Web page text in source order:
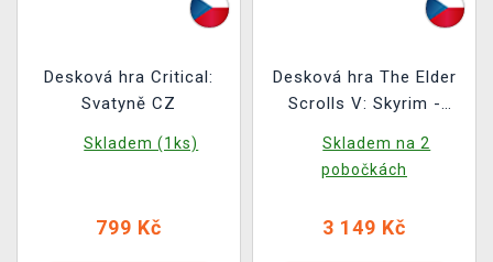
Desková hra Critical:
Svatyně CZ
Skladem (1ks)
799 Kč
Desková hra The Elder
Scrolls V: Skyrim -
Skladem na 2
pobočkách
3 149 Kč